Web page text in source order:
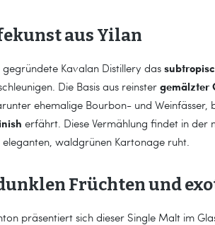
aus Yilan
Kavalan Distillery das
Die Basis aus reinster gemälzter
ehemalige Bourbon- und Weinfässer,
erfährt. Diese Vermählung findet in der
eleganten, waldgrünen Kartonage ruht.
Früchten und
präsentiert sich dieser Single Malt im